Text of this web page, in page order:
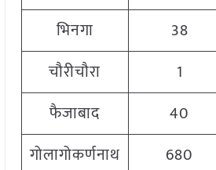
भिनगा
38
चौरीचौरा
1
फैजाबाद
40
गोलागोकर्णनाथ
680